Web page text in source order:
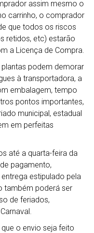
assim mesmo o
carrinho, o comprador
que todos os riscos
retidos, etc) estarão
a Licença de Compra.
podem demorar
à transportadora, a
embalagem, tempo
pontos importantes,
municipal, estadual
em perfeitas
até a quarta-feira da
pagamento,
estipulado pela
também poderá ser
de feriados,
o envio seja feito